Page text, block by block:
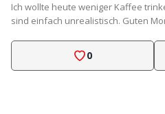
Ich wollte heute weniger Kaffee
sind einfach unrealistisch. Guten
0